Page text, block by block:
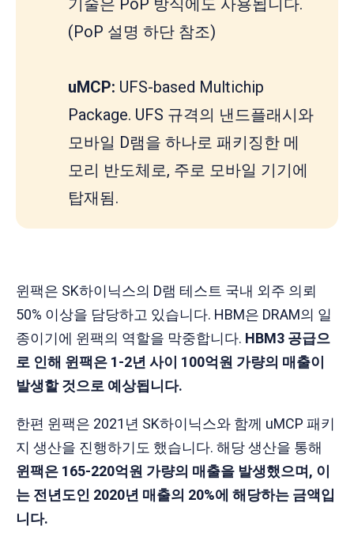
(PoP 설명 하단 참조)
uMCP: UFS-based Multichip
Package. UFS 규격의 낸드플래시와
모바일 D램을 하나로 패키징한 메
모리 반도체로, 주로 모바일 기기에
탑재됨.
윈팩은 SK하이닉스의 D램 테스트 국내 외주 의뢰
50% 이상을 담당하고 있습니다. HBM은 DRAM의 일
종이기에 윈팩의 역할을 막중합니다. HBM3 공급으
로 인해 윈팩은 1-2년 사이 100억원 가량의 매출이
발생할 것으로 예상됩니다.
한편 윈팩은 2021년 SK하이닉스와 함께 uMCP 패키
지 생산을 진행하기도 했습니다. 해당 생산을 통해
윈팩은 165-220억원 가량의 매출을 발생했으며, 이
는 전년도인 2020년 매출의 20%에 해당하는 금액입
니다.